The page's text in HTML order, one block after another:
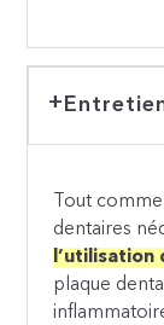
Tout
dentaires
l’utilisation
plaque